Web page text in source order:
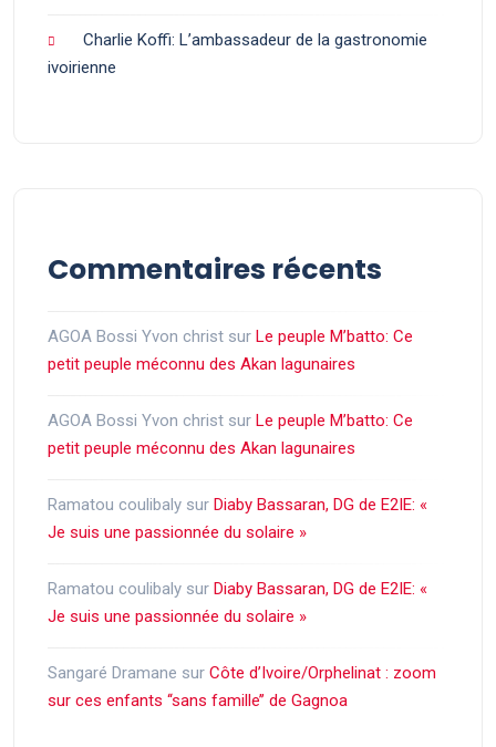
Charlie Koffi: L’ambassadeur de la gastronomie
ivoirienne
Commentaires récents
AGOA Bossi Yvon christ sur Le peuple M’batto: Ce
petit peuple méconnu des Akan lagunaires
AGOA Bossi Yvon christ sur Le peuple M’batto: Ce
petit peuple méconnu des Akan lagunaires
Ramatou coulibaly sur Diaby Bassaran, DG de E2IE: «
Je suis une passionnée du solaire »
Ramatou coulibaly sur Diaby Bassaran, DG de E2IE: «
Je suis une passionnée du solaire »
Sangaré Dramane sur Côte d’Ivoire/Orphelinat : zoom
sur ces enfants ‘‘sans famille’’ de Gagnoa